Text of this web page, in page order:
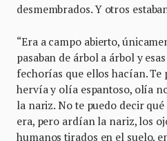
desmembrados. Y otros
“Era a campo abierto,
pasaban de árbol a árbol y
fechorías que ellos hacían. Te
hervía y olía espantoso, olía
la nariz. No te puedo decir
era, pero ardían la nariz, los
humanos tirados en el suelo,